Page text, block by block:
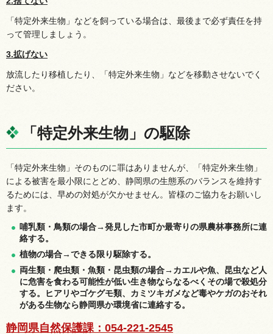
「特定外来生物」などを飼っている場合は、最後まで必ず責任を持
って管理しましょう。
3.拡げない
放流したり移植したり、「特定外来生物」などを移動させないでく
ださい。
「特定外来生物」の駆除
「特定外来生物」そのものに罪はありませんが、「特定外来生物」
による被害を最小限にとどめ、静岡県の生態系のバランスを維持す
るためには、早めの対処が欠かせません。皆様のご協力をお願いし
ます。
哺乳類・鳥類の場合→発見した市町か最寄りの県農林事務所に連
絡する。
植物の場合→できる限り駆除する。
両生類・爬虫類・魚類・昆虫類の場合→カエルや魚、昆虫など人
に危害を食わる可能性が低い生き物ならなるべくその場で殺処分
する。ヒアリやゴケグモ類、カミツキガメなど毒やケガのおそれ
がある生物なら静岡県か環境省に連絡する。
静岡県自然保護課：054-221-2545